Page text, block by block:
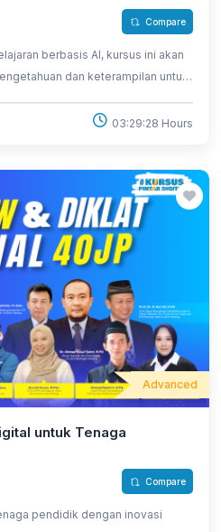
Compare
berbasis AI, kursus ini akan
dan keterampilan untuk
03:29:28 Hours
Advanced
untuk Tenaga
Compare
pendidik dengan inovasi